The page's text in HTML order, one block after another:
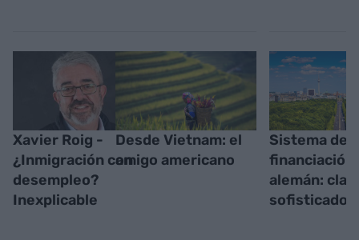
Xavier Roig -
¿Inmigración con
desempleo?
Inexplicable
Desde Vietnam: el
amigo americano
Sistema de
financiación
alemán:
sofisticado